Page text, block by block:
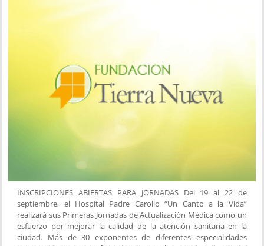
INSCRIPCIONES ABIERTAS PARA JORNADAS Del 19 al 22 de
septiembre, el Hospital Padre Carollo “Un Canto a la Vida”
realizará sus Primeras Jornadas de Actualización Médica como un
esfuerzo por mejorar la calidad de la atención sanitaria en la
ciudad. Más de 30 exponentes de diferentes especialidades